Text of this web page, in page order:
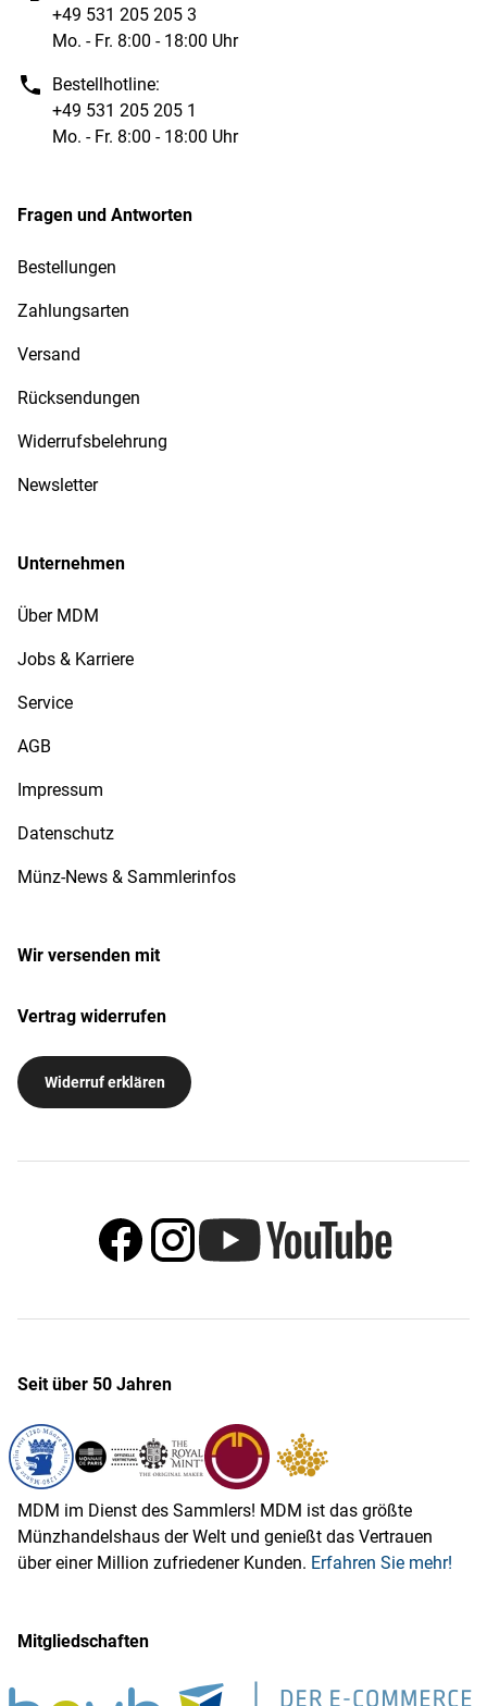
+49 531 205 205 3
Mo. - Fr. 8:00 - 18:00 Uhr
Bestellhotline:
+49 531 205 205 1
Mo. - Fr. 8:00 - 18:00 Uhr
Fragen und Antworten
Bestellungen
Zahlungsarten
Versand
Rücksendungen
Widerrufsbelehrung
Newsletter
Unternehmen
Über MDM
Jobs & Karriere
Service
AGB
Impressum
Datenschutz
Münz-News & Sammlerinfos
Wir versenden mit
Vertrag widerrufen
Widerruf erklären
Seit über 50 Jahren
MDM im Dienst des Sammlers! MDM ist das größte
Münzhandelshaus der Welt und genießt das Vertrauen
über einer Million zufriedener Kunden. Erfahren Sie mehr!
Mitgliedschaften